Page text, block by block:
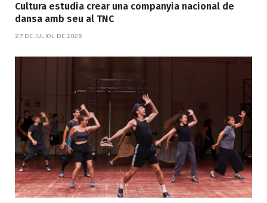
Cultura estudia crear una companyia nacional de
dansa amb seu al TNC
27 DE JULIOL DE 2026